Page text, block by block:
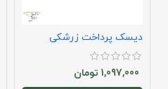
دیسک پرداخت زرشکی
1,097,000 تومان